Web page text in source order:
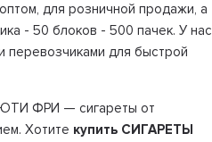
для розничной продажи, а
- 50 блоков - 500 пачек. У нас
перевозчиками для быстрой
ФРИ — сигареты от
Хотите купить СИГАРЕТЫ